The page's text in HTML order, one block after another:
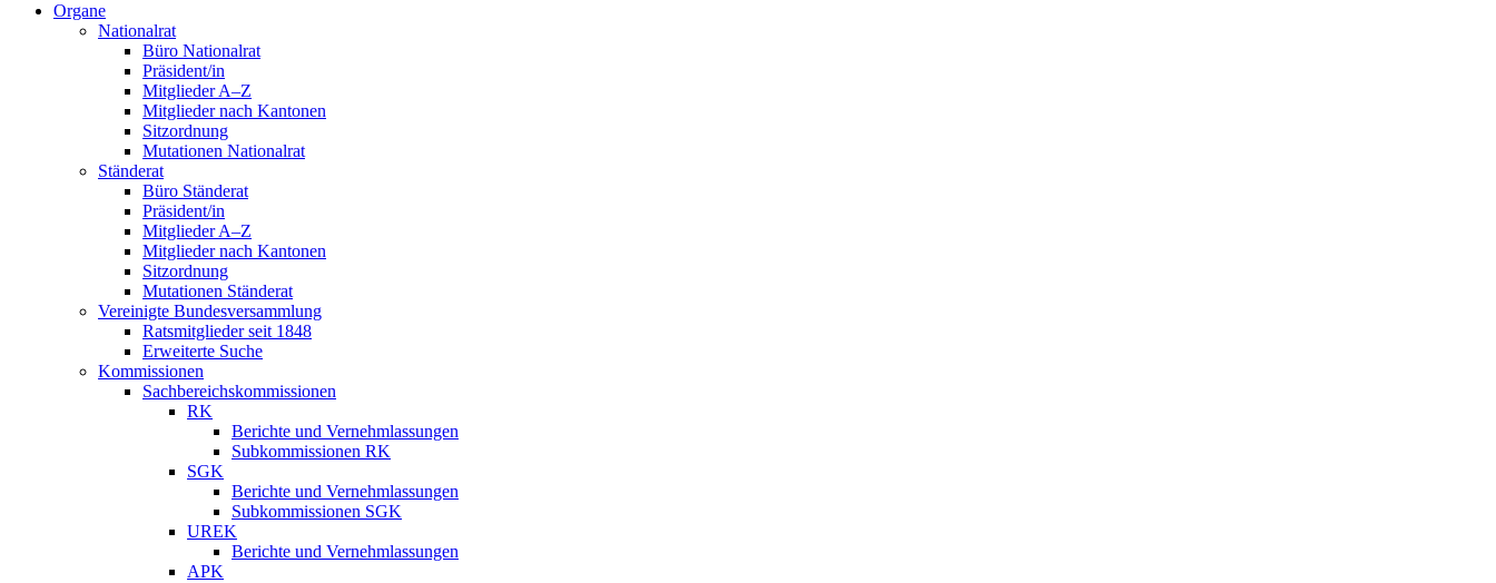
Organe
Nationalrat
Büro Nationalrat
Präsident/in
Mitglieder A–Z
Mitglieder nach Kantonen
Sitzordnung
Mutationen Nationalrat
Ständerat
Büro Ständerat
Präsident/in
Mitglieder A–Z
Mitglieder nach Kantonen
Sitzordnung
Mutationen Ständerat
Vereinigte Bundesversammlung
Ratsmitglieder seit 1848
Erweiterte Suche
Kommissionen
Sachbereichskommissionen
RK
Berichte und Vernehmlassungen
Subkommissionen RK
SGK
Berichte und Vernehmlassungen
Subkommissionen SGK
UREK
Berichte und Vernehmlassungen
APK